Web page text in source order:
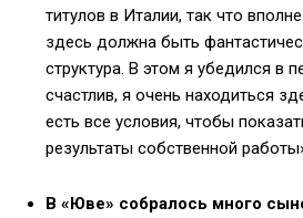
титулов в Италии, так что
здесь должна быть
структура. В этом я убедился в
счастлив, я очень находиться
есть все условия, чтобы
результаты собственной
В «Юве» собралось много